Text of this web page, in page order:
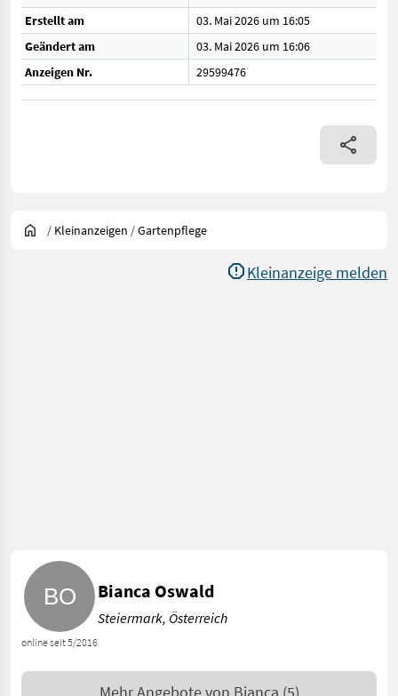
Erstellt am
03. Mai 2026 um 16:05
Geändert am
03. Mai 2026 um 16:06
Anzeigen Nr.
29599476
/ Kleinanzeigen /Gartenpflege
Kleinanzeige melden
online seit 5/2016
Bianca Oswald
Steiermark, Österreich